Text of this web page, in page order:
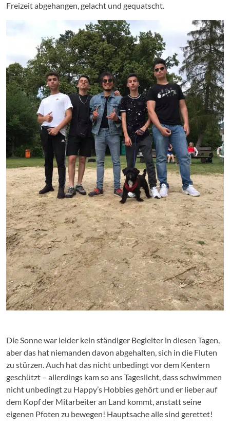
Freizeit abgehangen, gelacht und gequatscht.
Die Sonne war leider kein ständiger Begleiter in diesen Tagen,
aber das hat niemanden davon abgehalten, sich in die Fluten
zu stürzen. Auch hat das nicht unbedingt vor dem Kentern
geschützt – allerdings kam so ans Tageslicht, dass schwimmen
nicht unbedingt zu Happy’s Hobbies gehört und er lieber auf
dem Kopf der Mitarbeiter an Land kommt, anstatt seine
eigenen Pfoten zu bewegen! Hauptsache alle sind gerettet!